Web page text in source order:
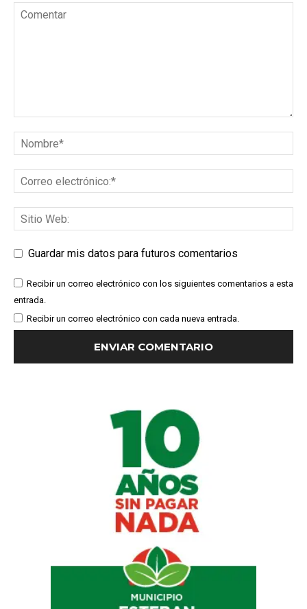
Guardar mis datos para futuros comentarios
Recibir un correo electrónico con los siguientes comentarios a esta
entrada.
Recibir un correo electrónico con cada nueva entrada.